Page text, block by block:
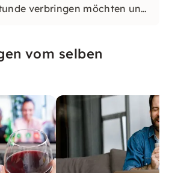
verbringen möchten und
vom selben